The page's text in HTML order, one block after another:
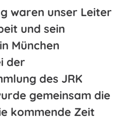
waren unser Leiter
und sein
München
der
des JRK
gemeinsam die
kommende Zeit